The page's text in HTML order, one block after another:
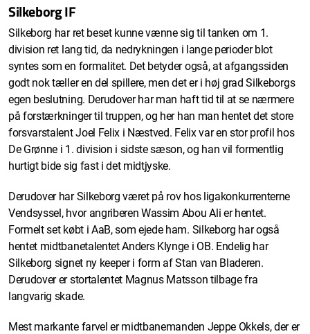
Silkeborg IF
Silkeborg har ret beset kunne vænne sig til tanken om 1.
division ret lang tid, da nedrykningen i lange perioder blot
syntes som en formalitet. Det betyder også, at afgangssiden
godt nok tæller en del spillere, men det er i høj grad Silkeborgs
egen beslutning. Derudover har man haft tid til at se nærmere
på forstærkninger til truppen, og her han man hentet det store
forsvarstalent Joel Felix i Næstved. Felix var en stor profil hos
De Grønne i 1. division i sidste sæson, og han vil formentlig
hurtigt bide sig fast i det midtjyske.
Derudover har Silkeborg været på rov hos ligakonkurrenterne
Vendsyssel, hvor angriberen Wassim Abou Ali er hentet.
Formelt set købt i AaB, som ejede ham. Silkeborg har også
hentet midtbanetalentet Anders Klynge i OB. Endelig har
Silkeborg signet ny keeper i form af Stan van Bladeren.
Derudover er stortalentet Magnus Matsson tilbage fra
langvarig skade.
Mest markante farvel er midtbanemanden Jeppe Okkels, der er